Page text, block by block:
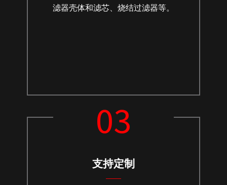
滤器壳体和滤芯、烧结过滤器等。
03
支持定制